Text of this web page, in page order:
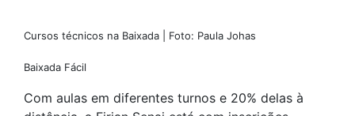
Cursos técnicos na Baixada | Foto: Paula Johas
Baixada Fácil
Com aulas em diferentes turnos e 20% delas à